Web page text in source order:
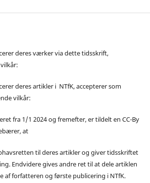
deres værker via dette tidsskrift,
deres artikler i NTfK, accepterer som
vilkår:
fra 1/1 2024 og fremefter, er tildelt en CC-By
at
til deres artikler og giver tidsskriftet
Endvidere gives andre ret til at dele artiklen
af forfatteren og første publicering i NTfK.